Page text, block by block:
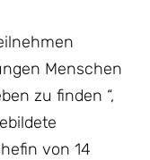
Menschen
zu finden “,
von 14